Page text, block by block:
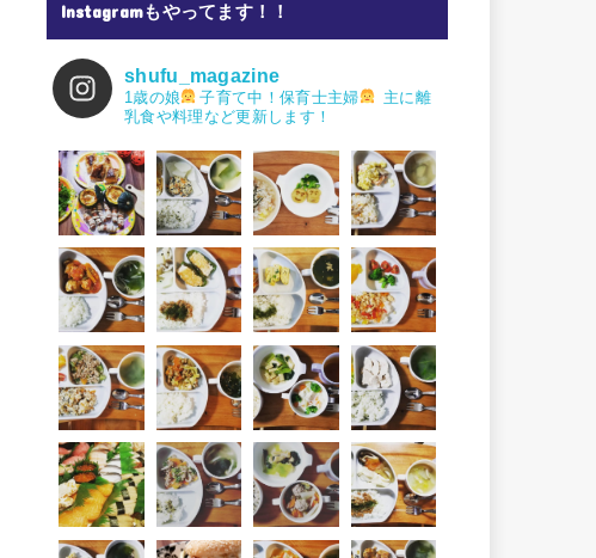
Instagramもやってます！！
shufu_magazine
1歳の娘 子育て中！保育士主婦
主に離
乳食や料理など更新します！